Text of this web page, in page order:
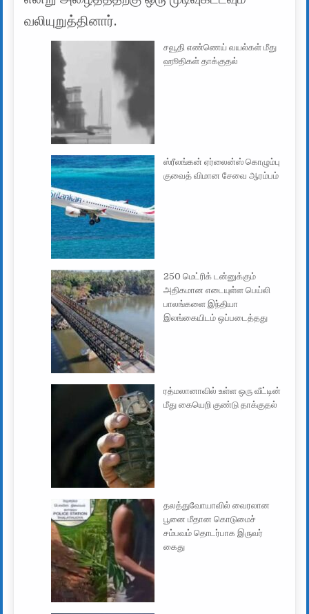
வலியுறுத்தினார்.
சவூதி எண்ணெய் வயல்கள் மீது
ஹூதிகள் தாக்குதல்
ஸ்ரீலங்கன் ஏர்லைன்ஸ் கொழும்பு
குவைத் விமான சேவை ஆரம்பம்
250 மெட்ரிக் டன்னுக்கும்
அதிகமான எடையுள்ள பெய்லி
பாலங்களை இந்தியா
இலங்கையிடம் ஒப்படைத்தது
ரத்மலானாவில் உள்ள ஒரு வீட்டின்
மீது கையெறி குண்டு தாக்குதல்
தலத்துவோயாவில் வைரலான
பூனை மீதான கொடுமைச்
சம்பவம் தொடர்பாக இருவர்
கைது